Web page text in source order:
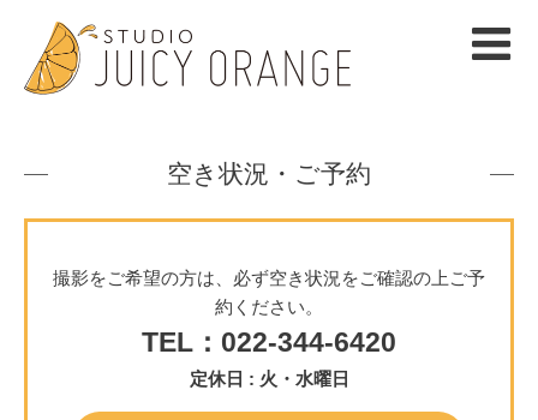
空き状況・ご予約
撮影をご希望の方は、必ず空き状況をご確認の上ご予
約ください。
TEL：022-344-6420
定休日 : 火・水曜日